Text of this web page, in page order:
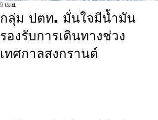
กลุ่ม ปตท. มั่นใจมีน้ำมัน
รองรับการเดินทางช่วง
เทศกาลสงกรานต์
9 เม.ย.